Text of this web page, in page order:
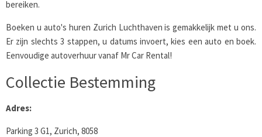
bereiken.
Boeken u auto's huren Zurich Luchthaven is gemakkelijk met u ons.
Er zijn slechts 3 stappen, u datums invoert, kies een auto en boek.
Eenvoudige autoverhuur vanaf Mr Car Rental!
Collectie Bestemming
Adres:
Parking 3 G1, Zurich, 8058